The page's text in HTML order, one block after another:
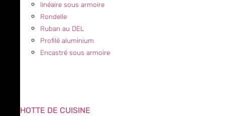
linéaire sous armoire
Rondelle
Ruban au DEL
Profilé aluminium
Encastré sous armoire
HOTTE DE CUISINE